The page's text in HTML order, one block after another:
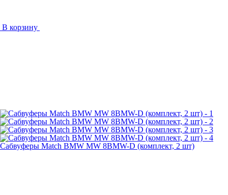
В корзину
Сабвуферы Match BMW MW 8BMW-D (комплект, 2 шт)